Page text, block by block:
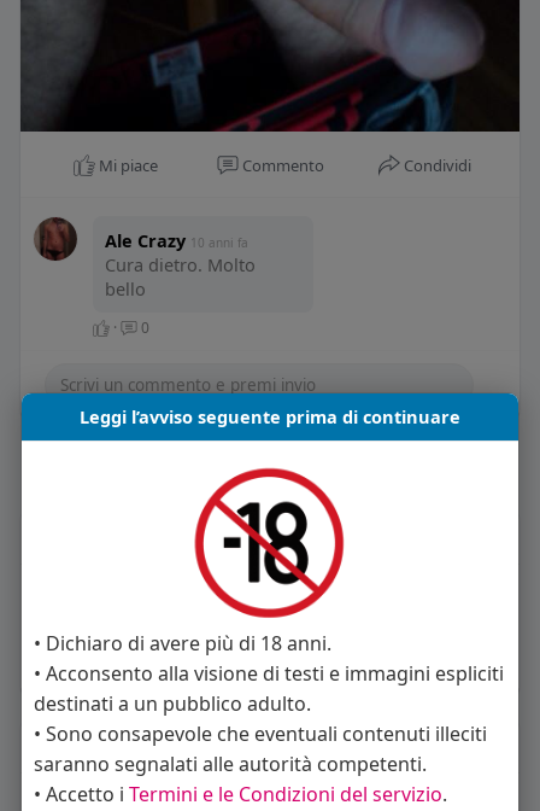
Mi piace Commento Condividi
Ale Crazy 10 anni fa
Cura dietro. Molto
bello
· 0
Carica piu notizie
Informazioni Utente
Maschio
Vive in Italia
About
Sto cercando: coppie
Leggi l’avviso seguente prima di continuare
• Dichiaro di avere più di 18 anni.
• Acconsento alla visione di testi e immagini espliciti
destinati a un pubblico adulto.
• Sono consapevole che eventuali contenuti illeciti
saranno segnalati alle autorità competenti.
• Accetto i Termini e le Condizioni del servizio.